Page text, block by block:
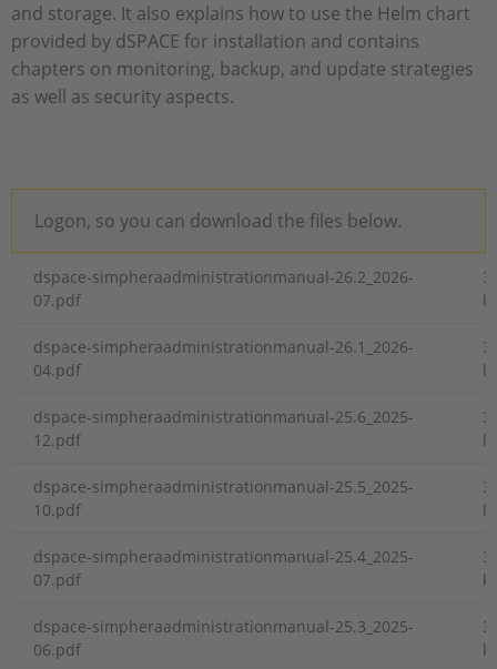
and storage. It also explains how to use the Helm chart
provided by dSPACE for installation and contains
chapters on monitoring, backup, and update strategies
as well as security aspects.
Logon, so you can download the files below.
dspace-simpheraadministrationmanual-26.2_2026-
07.pdf
dspace-simpheraadministrationmanual-26.1_2026-
04.pdf
dspace-simpheraadministrationmanual-25.6_2025-
12.pdf
dspace-simpheraadministrationmanual-25.5_2025-
10.pdf
dspace-simpheraadministrationmanual-25.4_2025-
07.pdf
dspace-simpheraadministrationmanual-25.3_2025-
06.pdf